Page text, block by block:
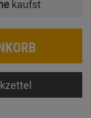
kaufst